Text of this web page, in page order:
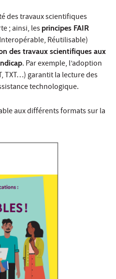
des travaux scientifiques
; ainsi, les principes FAIR
Réutilisable)
des travaux scientifiques aux
. Par exemple, l’adoption
TXT…) garantit la lecture des
technologique.
aux différents formats sur la